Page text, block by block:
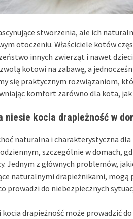
stworzenia, ale ich
otoczeniu. Właściciele kotów
innych zwierząt i nawet
kotowi na zabawę, a
się praktycznym rozwiązaniom,
komfort zarówno dla kota,
niesie kocia drapieżność w
naturalna i charakterystyczna
szczególnie w domach,
Jednym z głównych problemów,
naturalnymi drapieżnikami,
prowadzi do niebezpiecznych
drapieżność może prowadzić